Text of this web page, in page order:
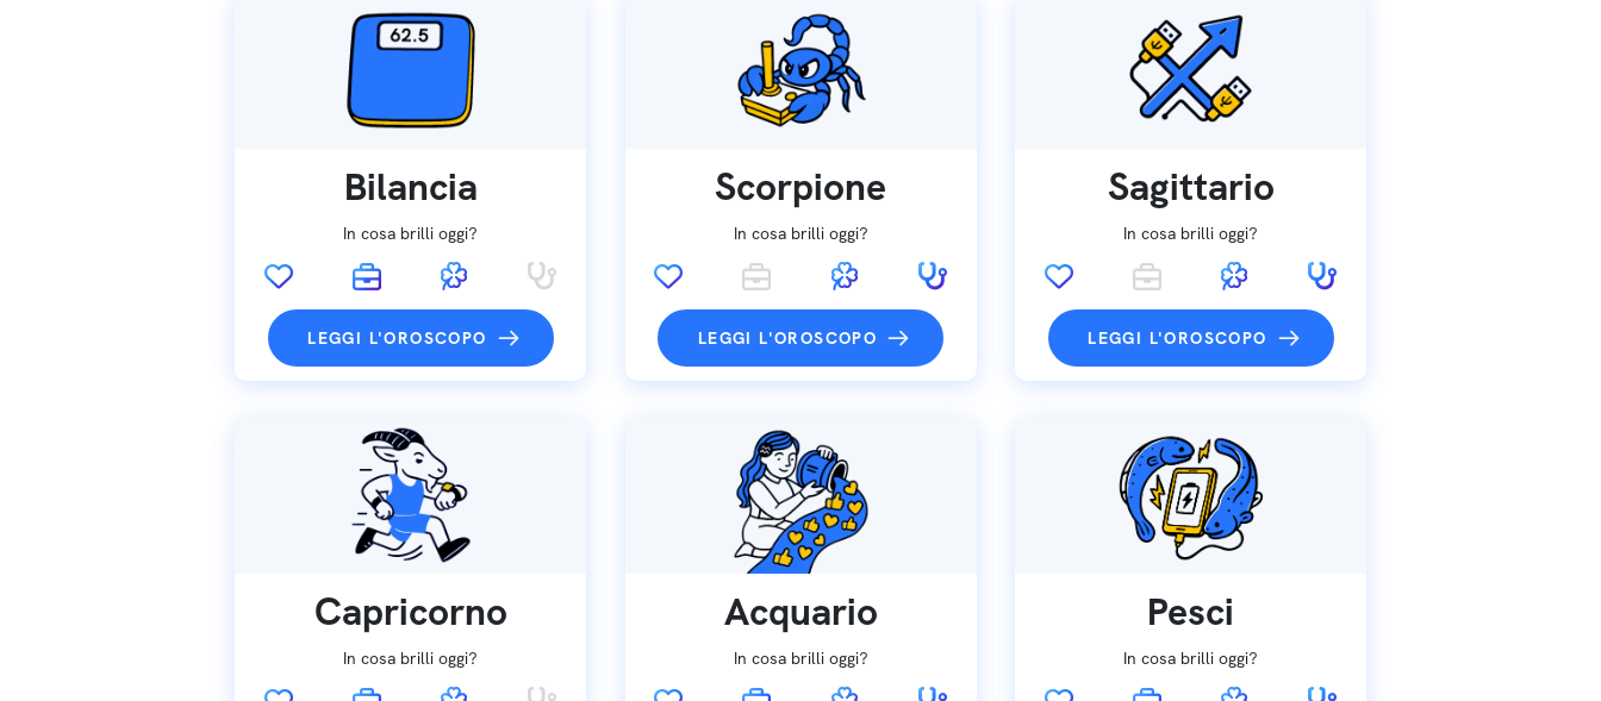
Bilancia
In cosa brilli oggi?
LEGGI L'OROSCOPO
Scorpione
In cosa brilli oggi?
LEGGI L'OROSCOPO
Sagittario
In cosa brilli oggi?
LEGGI L'OROSCOPO
Capricorno
In cosa brilli oggi?
Acquario
In cosa brilli oggi?
Pesci
In cosa brilli oggi?